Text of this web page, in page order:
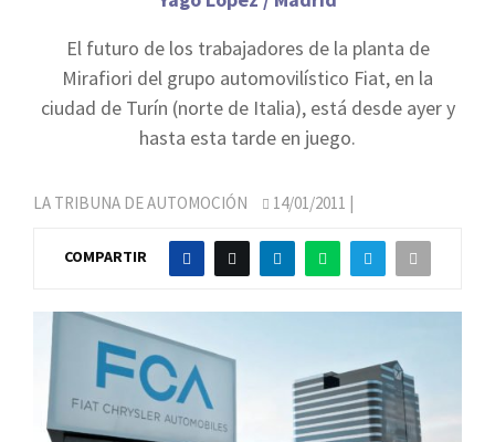
El futuro de los trabajadores de la planta de
Mirafiori del grupo automovilístico Fiat, en la
ciudad de Turín (norte de Italia), está desde ayer y
hasta esta tarde en juego.
LA TRIBUNA DE AUTOMOCIÓN 14/01/2011 |
COMPARTIR